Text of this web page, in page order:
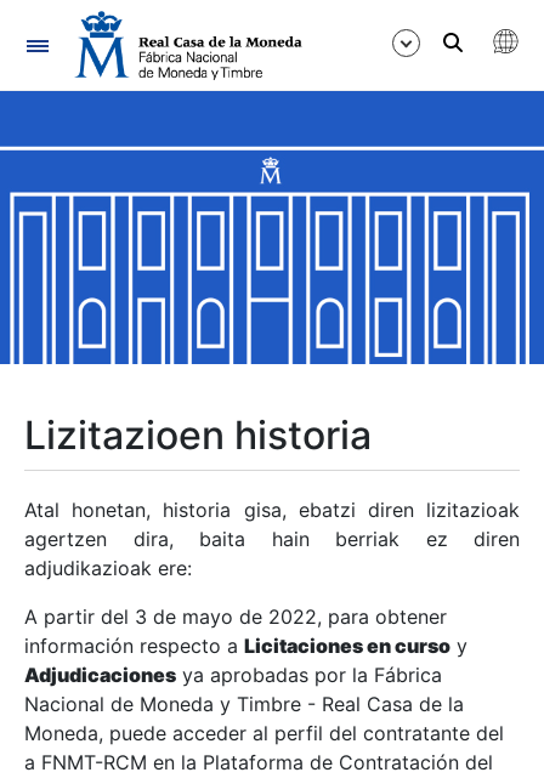
Nabigazioa
Erakutsi/Ezkutatu
Erakutsi/Ezkutatu
Erakutsi/Ezkutatu
Erakutsi/Ezkutatu
Erakutsi/Ezkutatu
Erakutsi/Ezkutatu
Erakutsi/Ezkutatu
Lizitazioen historia
Atal honetan, historia gisa, ebatzi diren lizitazioak
agertzen dira, baita hain berriak ez diren
adjudikazioak ere:
A partir del 3 de mayo de 2022, para obtener
información respecto a Licitaciones en curso y
Adjudicaciones ya aprobadas por la Fábrica
Nacional de Moneda y Timbre - Real Casa de la
Moneda, puede acceder al perfil del contratante del
a FNMT-RCM en la Plataforma de Contratación del